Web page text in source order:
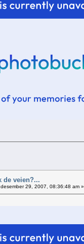
de veien?...
desember 29, 2007, 08:36:48 am »